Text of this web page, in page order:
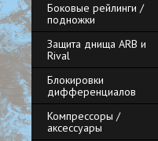
Боковые рейлинги /
подножки
Защита днища ARB и
Rival
Блокировки
дифференциалов
Компрессоры /
аксессуары